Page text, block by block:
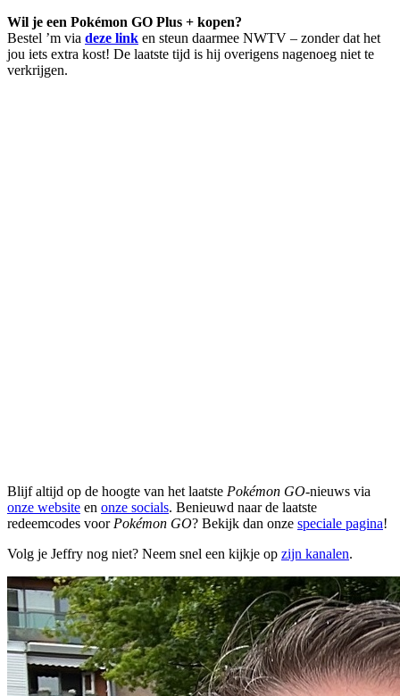
Wil je een Pokémon GO Plus + kopen?
Bestel ’m via deze link en steun daarmee NWTV – zonder dat het
jou iets extra kost! De laatste tijd is hij overigens nagenoeg niet te
verkrijgen.
Blijf altijd op de hoogte van het laatste Pokémon GO-nieuws via
onze website en onze socials. Benieuwd naar de laatste
redeemcodes voor Pokémon GO? Bekijk dan onze speciale pagina!
Volg je Jeffry nog niet? Neem snel een kijkje op zijn kanalen.